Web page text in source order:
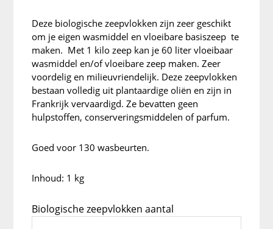
Deze biologische zeepvlokken zijn zeer geschikt
om je eigen wasmiddel en vloeibare basiszeep te
maken. Met 1 kilo zeep kan je 60 liter vloeibaar
wasmiddel en/of vloeibare zeep maken. Zeer
voordelig en milieuvriendelijk. Deze zeepvlokken
bestaan volledig uit plantaardige oliën en zijn in
Frankrijk vervaardigd. Ze bevatten geen
hulpstoffen, conserveringsmiddelen of parfum.
Goed voor 130 wasbeurten.
Inhoud: 1 kg
Biologische zeepvlokken aantal